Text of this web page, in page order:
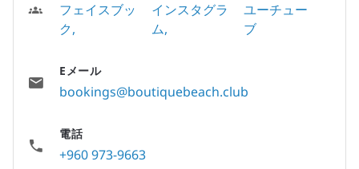
フェイスブッ
ク
インスタグラ
ム
ユーチュー
ブ
Eメール
bookings@boutiquebeach.club
電話
+960 973-9663